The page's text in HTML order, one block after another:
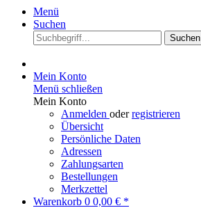
Menü
Suchen
Suchen
Mein Konto
Menü schließen
Mein Konto
Anmelden oderregistrieren
Übersicht
Persönliche Daten
Adressen
Zahlungsarten
Bestellungen
Merkzettel
Warenkorb 0 0,00 € *